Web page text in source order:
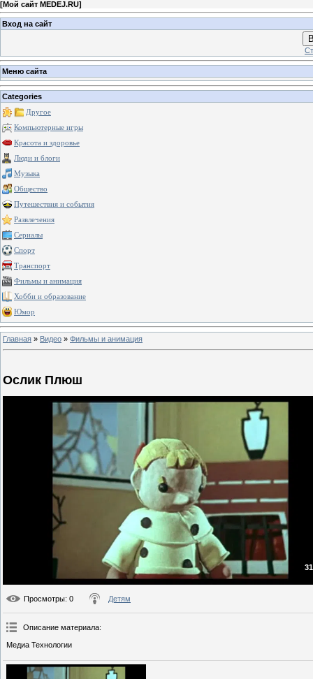
[Мой сайт MEDEJ.RU]
Вход на сайт
Меню сайта
Categories
Другое
Компьютерные игры
Красота и здоровье
Люди и блоги
Музыка
Общество
Путешествия и события
Развлечения
Сериалы
Спорт
Транспорт
Фильмы и анимация
Хобби и образование
Юмор
Главная » Видео » Фильмы и анимация
Ослик Плюш
Просмотры: 0 Детям
Описание материала:
Медиа Технологии